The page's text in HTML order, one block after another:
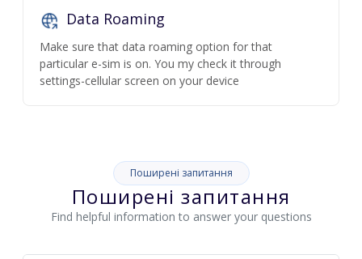
Data Roaming
Make sure that data roaming option for that
particular e-sim is on. You my check it through
settings-cellular screen on your device
Поширені запитання
Поширені запитання
Find helpful information to answer your questions